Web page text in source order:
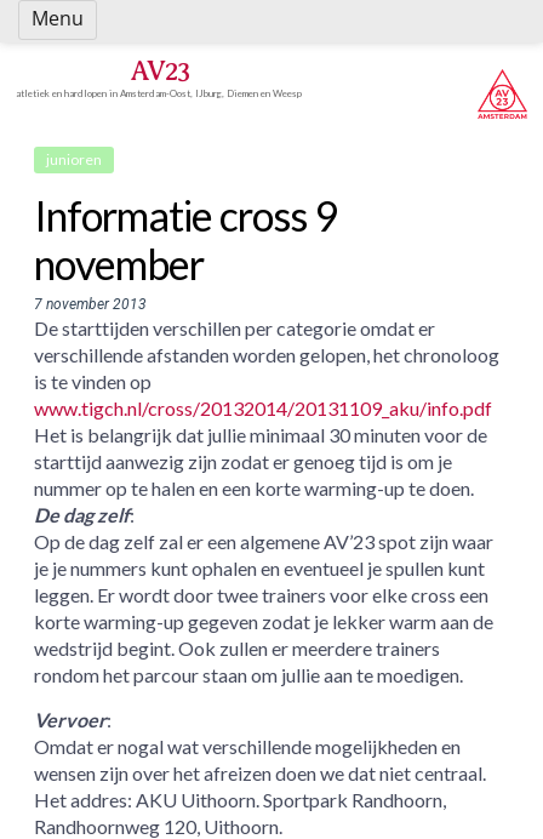
Spring
naar
AV23
atletiek en hardlopen in Amsterdam-Oost, IJburg, Diemen en Weesp
junioren
Informatie cross 9
november
7 november 2013
De starttijden verschillen per categorie omdat er
verschillende afstanden worden gelopen, het chronoloog
is te vinden op
www.tigch.nl/cross/20132014/20131109_aku/info.pdf
Het is belangrijk dat jullie minimaal 30 minuten voor de
starttijd aanwezig zijn zodat er genoeg tijd is om je
nummer op te halen en een korte warming-up te doen.
De dag zelf:
Op de dag zelf zal er een algemene AV’23 spot zijn waar
je je nummers kunt ophalen en eventueel je spullen kunt
leggen. Er wordt door twee trainers voor elke cross een
korte warming-up gegeven zodat je lekker warm aan de
wedstrijd begint. Ook zullen er meerdere trainers
rondom het parcour staan om jullie aan te moedigen.
Vervoer:
Omdat er nogal wat verschillende mogelijkheden en
wensen zijn over het afreizen doen we dat niet centraal.
Het addres: AKU Uithoorn. Sportpark Randhoorn,
Randhoornweg 120, Uithoorn.
Menu